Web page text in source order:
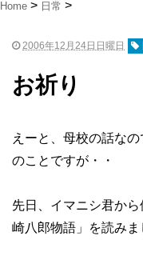
Home 日常
2006年12月24日日曜日
お祈り
えーと、母校の話な
のことですが・・
先日、イマニシ君か
崎八郎物語」を読みま